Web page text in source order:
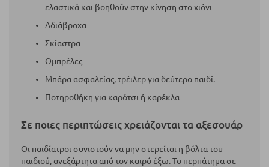
ελαστικά και βοηθούν στην κίνηση στο χιόνι
Αδιάβροχα
Σκίαστρα
Ομπρέλες
Μπάρα ασφαλείας, τρέιλερ για δεύτερο παιδί.
Ποτηροθήκη για καρότσι ή καρέκλα
Σε ποιες περιπτώσεις χρειάζονται τα αξεσουάρ
Οι παιδίατροι συνιστούν να μην στερείται η βόλτα του
παιδιού, ανεξάρτητα από τον καιρό έξω. Το περπάτημα σε